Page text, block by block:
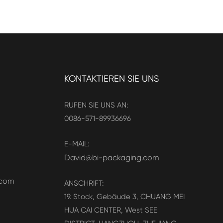
KONTAKTIEREN SIE UNS
RUFEN SIE UNS AN:
0086-571-89936696
E-MAIL:
David@bi-packaging.com
ANSCHRIFT:
19. Stock, Gebäude 3, CHUANG MEI
HUA CAI CENTER, West SEE